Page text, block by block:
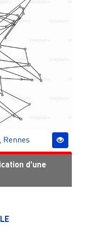
Rennes
d'une